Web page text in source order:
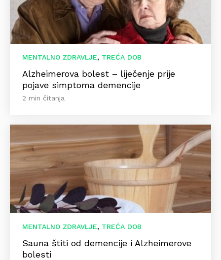
MENTALNO ZDRAVLJE, TREĆA DOB
Alzheimerova bolest – liječenje prije
pojave simptoma demencije
2 min čitanja
MENTALNO ZDRAVLJE, TREĆA DOB
Sauna štiti od demencije i Alzheimerove
bolesti